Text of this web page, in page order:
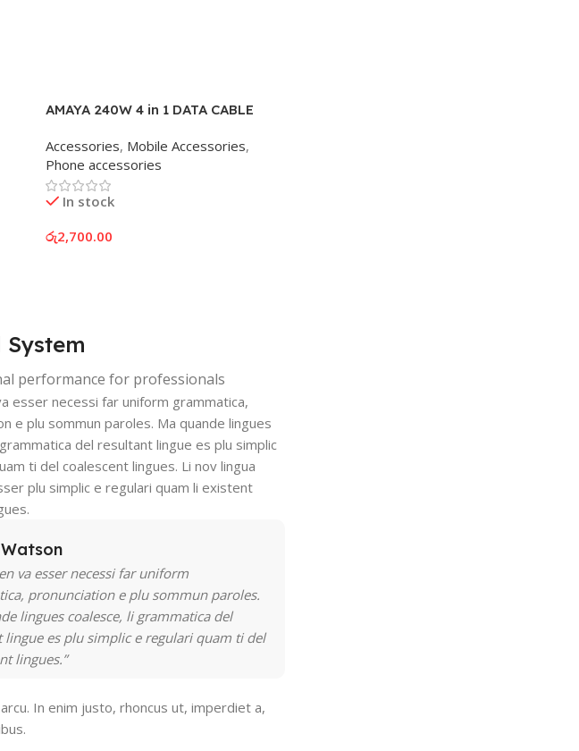
AMAYA 240W 4 in 1 DATA CABLE
Accessories, Mobile Accessories,
Phone accessories
In stock
රු2,700.00
System
performance for professionals
esser necessi far uniform grammatica,
e plu sommun paroles. Ma quande lingues
del resultant lingue es plu simplic
ti del coalescent lingues. Li nov lingua
plu simplic e regulari quam li existent
va esser necessi far uniform
pronunciation e plu sommun paroles.
lingues coalesce, li grammatica del
lingue es plu simplic e regulari quam ti del
lingues.”
In enim justo, rhoncus ut, imperdiet a,